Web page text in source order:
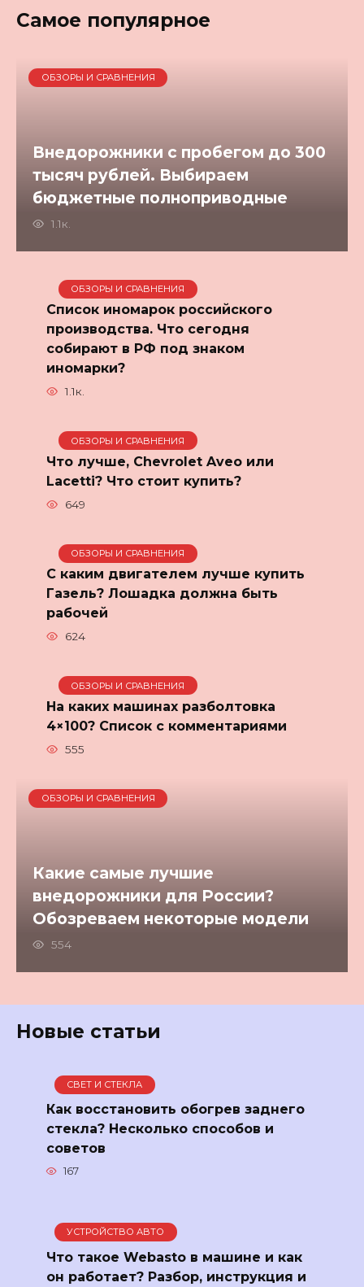
Самое популярное
ОБЗОРЫ И СРАВНЕНИЯ
Внедорожники с пробегом до 300
тысяч рублей. Выбираем
бюджетные полноприводные
1.1к.
ОБЗОРЫ И СРАВНЕНИЯ
Список иномарок российского
производства. Что сегодня
собирают в РФ под знаком
иномарки?
1.1к.
ОБЗОРЫ И СРАВНЕНИЯ
Что лучше, Chevrolet Aveo или
Lacetti? Что стоит купить?
649
ОБЗОРЫ И СРАВНЕНИЯ
С каким двигателем лучше купить
Газель? Лошадка должна быть
рабочей
624
ОБЗОРЫ И СРАВНЕНИЯ
На каких машинах разболтовка
4×100? Список с комментариями
555
ОБЗОРЫ И СРАВНЕНИЯ
Какие самые лучшие
внедорожники для России?
Обозреваем некоторые модели
554
Новые статьи
СВЕТ И СТЕКЛА
Как восстановить обогрев заднего
стекла? Несколько способов и
советов
167
УСТРОЙСТВО АВТО
Что такое Webasto в машине и как
он работает? Разбор, инструкция и